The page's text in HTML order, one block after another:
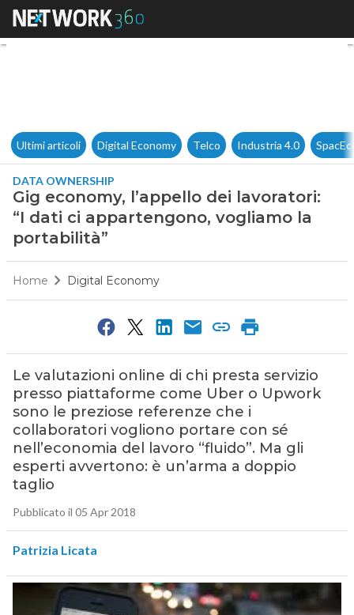
Gig economy, l’appello dei
Ultimi articoli Digital Economy Telco Industria 4.0
DATA OWNERSHIP
Gig economy, l’appello dei lavoratori:
“I dati ci appartengono, vogliamo la
portabilità”
Home Digital Economy
Le valutazioni online di chi presta servizio
presso piattaforme come Uber o Upwork
sono le preziose referenze che i
collaboratori vogliono portare con sé
nell’economia del lavoro “fluido”. Ma gli
esperti avvertono: è un’arma a doppio
taglio
Pubblicato il 05 Apr 2018
Patrizia Licata